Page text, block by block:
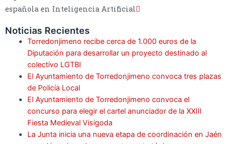
española en Inteligencia Artificial
Noticias Recientes
Torredonjimeno recibe cerca de 1.000 euros de la
Diputación para desarrollar un proyecto destinado al
colectivo LGTBI
El Ayuntamiento de Torredonjimeno convoca tres plazas
de Policía Local
El Ayuntamiento de Torredonjimeno convoca el
concurso para elegir el cartel anunciador de la XXIII
Fiesta Medieval Visigoda
La Junta inicia una nueva etapa de coordinación en Jaén